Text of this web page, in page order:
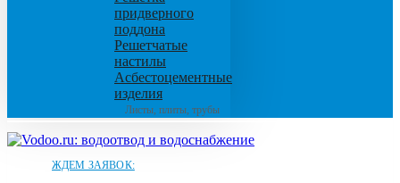
придверного
поддона
Решетчатые
настилы
Асбестоцементные
изделия
Листы, плиты, трубы
ЖДЕМ ЗАЯВОК: